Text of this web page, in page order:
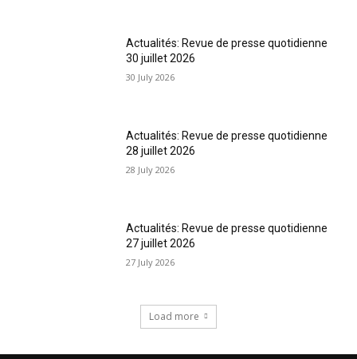
Actualités: Revue de presse quotidienne
30 juillet 2026
30 July 2026
Actualités: Revue de presse quotidienne
28 juillet 2026
28 July 2026
Actualités: Revue de presse quotidienne
27 juillet 2026
27 July 2026
Load more